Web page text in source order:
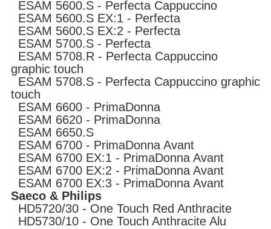
ESAM 5600.S - Perfecta Cappuccino
ESAM 5600.S EX:1 - Perfecta
ESAM 5600.S EX:2 - Perfecta
ESAM 5700.S - Perfecta
ESAM 5708.R - Perfecta Cappuccino
graphic touch
ESAM 5708.S - Perfecta Cappuccino graphic
touch
ESAM 6600 - PrimaDonna
ESAM 6620 - PrimaDonna
ESAM 6650.S
ESAM 6700 - PrimaDonna Avant
ESAM 6700 EX:1 - PrimaDonna Avant
ESAM 6700 EX:2 - PrimaDonna Avant
ESAM 6700 EX:3 - PrimaDonna Avant
Saeco & Philips
HD5720/30 - One Touch Red Anthracite
HD5730/10 - One Touch Anthracite Alu